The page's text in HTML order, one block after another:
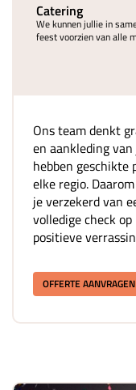
Catering
We kunnen jullie in
feest voorzien van alle
Ons team denkt
en aankleding
hebben geschikte
elke regio.
je verzekerd van
volledige check
positieve
OFFERTE AANVRAGEN